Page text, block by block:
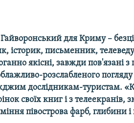
для Криму –
історик, письменник,
якісні, завжди пов'язані з
розслабленого
дослідникам-туристам.
своїх книг і з телеекранів,
півострова фарб, глибини і